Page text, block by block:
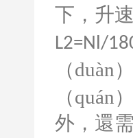
下，升
L2=Nl/
（duàn
（quán
外，還